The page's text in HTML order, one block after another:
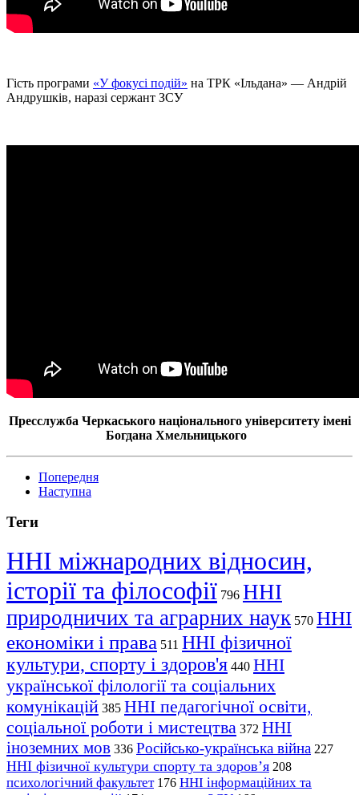
Гість програми «У фокусі подій» на ТРК «Ільдана» — Андрій
Андрушків, наразі сержант ЗСУ
Пресслужба Черкаського національного університету імені
Богдана Хмельницького
Попередня
Наступна
Теги
ННІ міжнародних відносин,
історії та філософії 796 ННІ
природничих та аграрних наук 570 ННІ
економіки і права 511 ННІ фізичної
культури, спорту і здоров'я 440 ННІ
української філології та соціальних
комунікацій 385 ННІ педагогічної освіти,
соціальної роботи і мистецтва 372 ННІ
іноземних мов 336 Російсько-українська війна 227
ННІ фізичної культури спорту та здоров’я 208
психологічний факультет 176 ННІ інформаційних та